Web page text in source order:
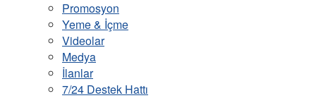
Promosyon
Yeme & İçme
Videolar
Medya
İlanlar
7/24 Destek Hattı